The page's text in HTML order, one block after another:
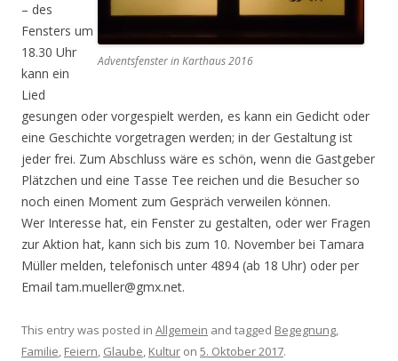
Adventsfenster in Karthaus 2016
– des
Fensters um
18.30 Uhr
kann ein
Lied
gesungen oder vorgespielt werden, es kann ein Gedicht oder
eine Geschichte vorgetragen werden; in der Gestaltung ist
jeder frei. Zum Abschluss wäre es schön, wenn die Gastgeber
Plätzchen und eine Tasse Tee reichen und die Besucher so
noch einen Moment zum Gespräch verweilen können.
Wer Interesse hat, ein Fenster zu gestalten, oder wer Fragen
zur Aktion hat, kann sich bis zum 10. November bei Tamara
Müller melden, telefonisch unter 4894 (ab 18 Uhr) oder per
Email tam.mueller@gmx.net.
This entry was posted in Allgemein and tagged Begegnung,
Familie, Feiern, Glaube, Kultur on 5. Oktober 2017.